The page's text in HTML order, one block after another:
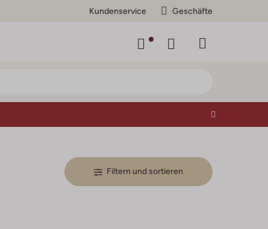
Kundenservice Geschäfte
Filtern und sortieren